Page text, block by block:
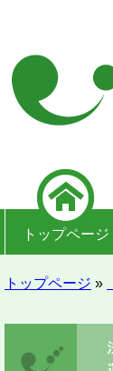
トップページ
トップページ »